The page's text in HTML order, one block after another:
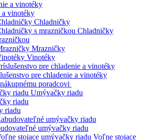
a vinotéky
Chladničky
Chladničky
Mrazničky
Vinotéky
pre chladenie a vinotéky
poradcovi
Umývačky riadu
riadu
umývačky riadu
Voľne stojace